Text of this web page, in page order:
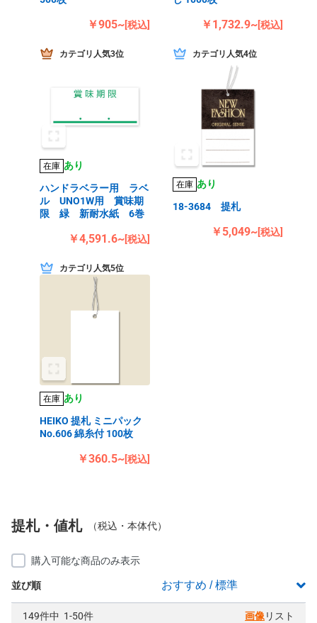
￥905~[税込] ￥1,732.9~[税込]
カテゴリ人気3位
在庫 あり
ハンドラベラー用 ラベ
ル UNO1W用 賞味期
限 緑 新耐水紙 6巻
￥4,591.6~[税込]
カテゴリ人気4位
在庫 あり
18-3684 提札
￥5,049~[税込]
カテゴリ人気5位
在庫 あり
HEIKO 提札 ミニパック
No.606 綿糸付 100枚
￥360.5~[税込]
提札・値札 （税込・本体代）
購入可能な商品のみ表示
並び順
149件中 1-50件 画像 リスト